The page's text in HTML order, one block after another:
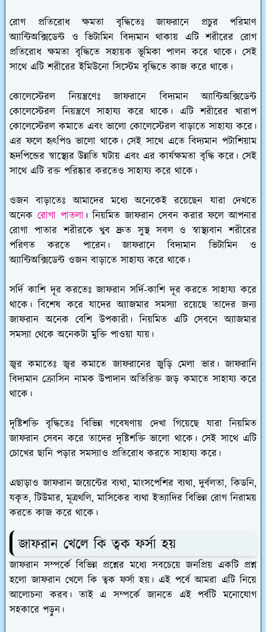
রোগ প্রতিরোধ ক্ষমতা বৃদ্ধিতেঃজাফরানে প্রচুর পরিমাণ
অ্যান্টিঅক্সিডেন্ট ও ভিটামিন বিদ্যমান থাকায় এটি শরীরের রোগ
প্রতিরোধ ক্ষমতা বৃদ্ধিতে সহায়ক ভূমিকা পালন করে থাকে। সেই
সাথে এটি শরীরের ইমিউনো সিস্টেম বৃদ্ধিতে কাজ করে থাকে।
কোলেস্টেরল নিয়ন্ত্রণেঃজাফরানে বিদ্যমান অ্যান্টিঅক্সিডেন্ট
কোলেস্টেরল নিয়ন্ত্রণে সাহায্য করে থাকে। এটি শরীরের খারাপ
কোলেস্টেরল কমাতে এবং ভালো কোলেস্টেরল বাড়াতে সাহায্য করে।
এর ফলে হৃৎপিণ্ড ভালো থাকে। সেই সাথে এতে বিদ্যমান পটাশিয়াম
হৃদপিন্ডের স্বাস্থ্যের উন্নতি ঘটায় এবং এর কার্যক্ষমতা বৃদ্ধি করে। সেই
সাথে এটি রক্ত পরিষ্কার করতেও সাহায্য করে থাকে।
ওজন বাড়াতেঃ আমাদের মধ্যে অনেকেই রয়েছেন যারা দেখতে
অনেক রোগা পাতলা । নিয়মিত জাফরান সেবন করার ফলে আপনার
রোগা পাতার শরীরকে খুব দ্রুত সুস্থ সবল ও স্বাস্থ্যবান শরীরের
পরিণত করতে পারেন। জাফরানে বিদ্যমান ভিটামিন ও
অ্যান্টিঅক্সিডেন্ট ওজন বাড়াতে সাহায্য করে থাকে।
সর্দি কাশি দূর করতেঃ জাফরান সর্দি-কাশি দূর করতে সাহায্য করে
থাকে। বিশেষ করে যাদের অ্যাজমার সমস্যা রয়েছে তাদের জন্য
জাফরান অনেক বেশি উপকারী। নিয়মিত এটি সেবনে অ্যাজমার
সমস্যা থেকে অনেকটা মুক্তি পাওয়া যায়।
জ্বর কমাতেঃ জ্বর কমাতে জাফরানের জুড়ি মেলা ভার। জাফরানি
বিদ্যমান ক্রোসিন নামক উপাদান অতিরিক্ত জড় কমাতে সাহায্য করে
থাকে।
দৃষ্টিশক্তি বৃদ্ধিতেঃ বিভিন্ন গবেষণায় দেখা গিয়েছে যারা নিয়মিত
জাফরান সেবন করে তাদের দৃষ্টিশক্তি ভালো থাকে। সেই সাথে এটি
চোখের ছানি পড়ার সমস্যাও প্রতিরোধ করতে সাহায্য করে।
এছাড়াও জাফরান জয়েন্টের ব্যথা, মাংসপেশির ব্যথা, দুর্বলতা, কিডনি,
যকৃত, টিউমার, মূত্রথলি, মাসিকের ব্যথা ইত্যাদির বিভিন্ন রোগ নিরাময়
করতে কাজ করে থাকে।
জাফরান খেলে কি ত্বক ফর্সা হয়
জাফরান সম্পর্কে বিভিন্ন প্রশ্নের মধ্যে সবচেয়ে জনপ্রিয় একটি প্রশ্ন
হলো জাফরান খেলে কি ত্বক ফর্সা হয়। এই পর্বে আমরা এটি নিয়ে
আলোচনা করব। তাই এ সম্পর্কে জানতে এই পর্বটি মনোযোগ
সহকারে পড়ুন।